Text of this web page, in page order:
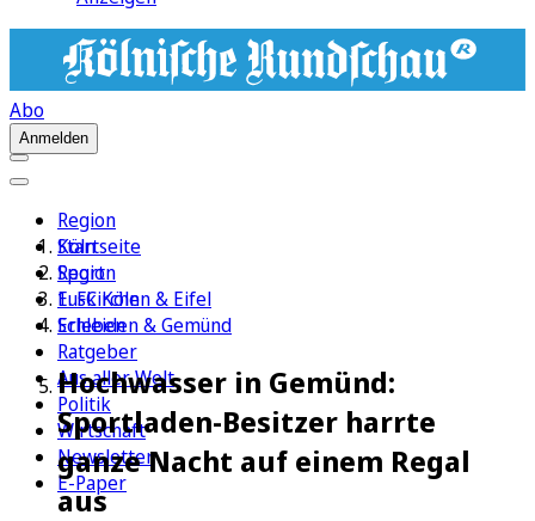
Abo
Anmelden
Region
Köln
Sport
1. FC Köln
Erleben
Ratgeber
Aus aller Welt
Politik
Wirtschaft
Newsletter
E-Paper
Startseite
Region
Euskirchen & Eifel
Schleiden & Gemünd
Hochwasser in Gemünd:
Sportladen-Besitzer harrte
ganze Nacht auf einem Regal
aus